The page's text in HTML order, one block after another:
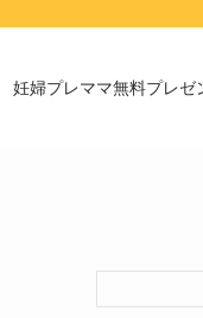
妊婦プレママ無料プレゼ